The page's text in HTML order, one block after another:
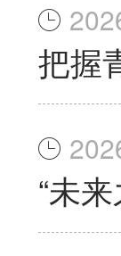
把握
“未